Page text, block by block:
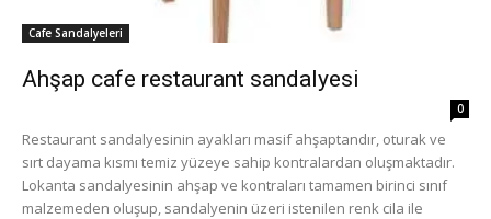
Cafe Sandalyeleri
Ahşap cafe restaurant sandalyesi
0
Restaurant sandalyesinin ayakları masif ahşaptandır, oturak ve
sırt dayama kısmı temiz yüzeye sahip kontralardan oluşmaktadır.
Lokanta sandalyesinin ahşap ve kontraları tamamen birinci sınıf
malzemeden oluşup, sandalyenin üzeri istenilen renk cila ile